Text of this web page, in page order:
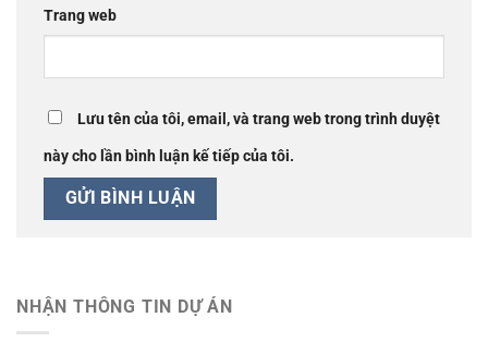
Trang web
Lưu tên của tôi, email, và trang web trong trình duyệt
này cho lần bình luận kế tiếp của tôi.
NHẬN THÔNG TIN DỰ ÁN